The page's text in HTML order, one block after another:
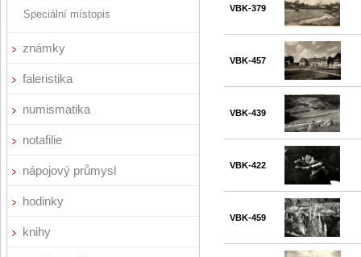
Speciální místopis
známky
faleristika
numismatika
notafilie
nápojový průmysl
hodinky
knihy
VBK-379
VBK-457
VBK-439
VBK-422
VBK-459